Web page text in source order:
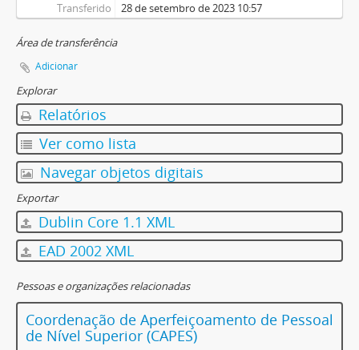
Transferido 28 de setembro de 2023 10:57
Área de transferência
Adicionar
Explorar
Relatórios
Ver como lista
Navegar objetos digitais
Exportar
Dublin Core 1.1 XML
EAD 2002 XML
Pessoas e organizações relacionadas
Coordenação de Aperfeiçoamento de Pessoal
de Nível Superior (CAPES)